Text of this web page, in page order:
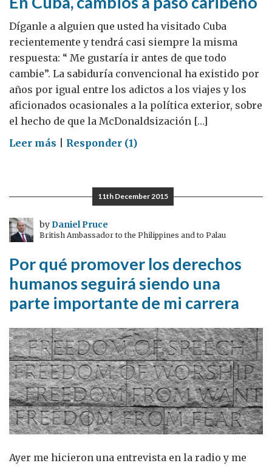
Díganle a alguien que usted ha visitado Cuba
recientemente y tendrá casi siempre la misma
respuesta: “ Me gustaría ir antes de que todo
cambie”. La sabiduría convencional ha existido por
años por igual entre los adictos a los viajes y los
aficionados ocasionales a la política exterior, sobre
el hecho de que la McDonaldsización […]
Leer más on
cambios
paso
caribeño
Responder (1)
11th December 2015
byDaniel Pruce
British Ambassador to the Philippines and to Palau
Por qué promover los derechos
humanos seguirá siendo una
parte importante de mi carrera
Ayer me hicieron una entrevista en la radio y me